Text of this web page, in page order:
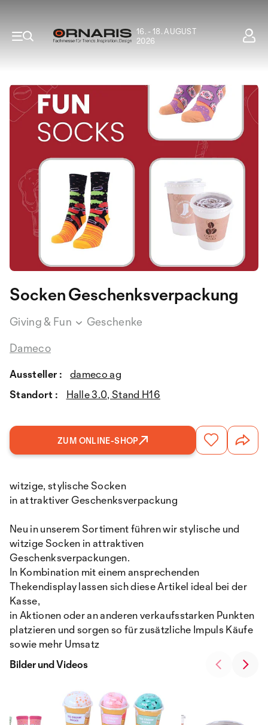
16. - 18. AUGUST
2026
Socken Geschenksverpackung
Giving & Fun
Geschenke
Dameco
Aussteller :
dameco ag
Standort :
Halle 3.0, Stand H16
ZUM ONLINE-SHOP
witzige, stylische Socken
in attraktiver Geschenksverpackung
Neu in unserem Sortiment führen wir stylische und
witzige Socken in attraktiven
Geschenksverpackungen.
In Kombination mit einem ansprechenden
Thekendisplay lassen sich diese Artikel ideal bei der
Kasse,
in Aktionen oder an anderen verkaufsstarken Punkten
platzieren und sorgen so für zusätzliche Impuls Käufe
sowie mehr Umsatz
Bilder und Videos